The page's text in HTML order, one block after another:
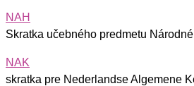
NAH
Skratka učebného predmetu
NAK
skratka pre Nederlandse Algemene